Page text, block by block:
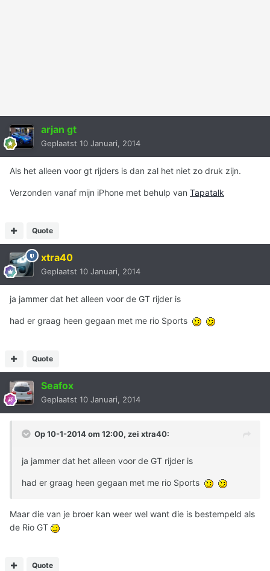
arjan gt
Geplaatst 10 Januari, 2014
Als het alleen voor gt rijders is dan zal het niet zo druk zijn.
Verzonden vanaf mijn iPhone met behulp van Tapatalk
Quote
xtra40
Geplaatst 10 Januari, 2014
ja jammer dat het alleen voor de GT rijder is
had er graag heen gegaan met me rio Sports
Quote
Seafox
Geplaatst 10 Januari, 2014
Op 10-1-2014 om 12:00, zei xtra40:
ja jammer dat het alleen voor de GT rijder is
had er graag heen gegaan met me rio Sports
Maar die van je broer kan weer wel want die is bestempeld als
de Rio GT
Quote